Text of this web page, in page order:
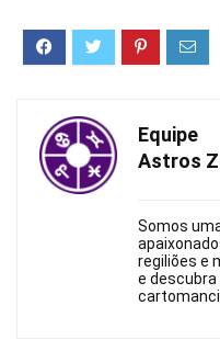
Equipe
Astros
Somos
regiliões e
e